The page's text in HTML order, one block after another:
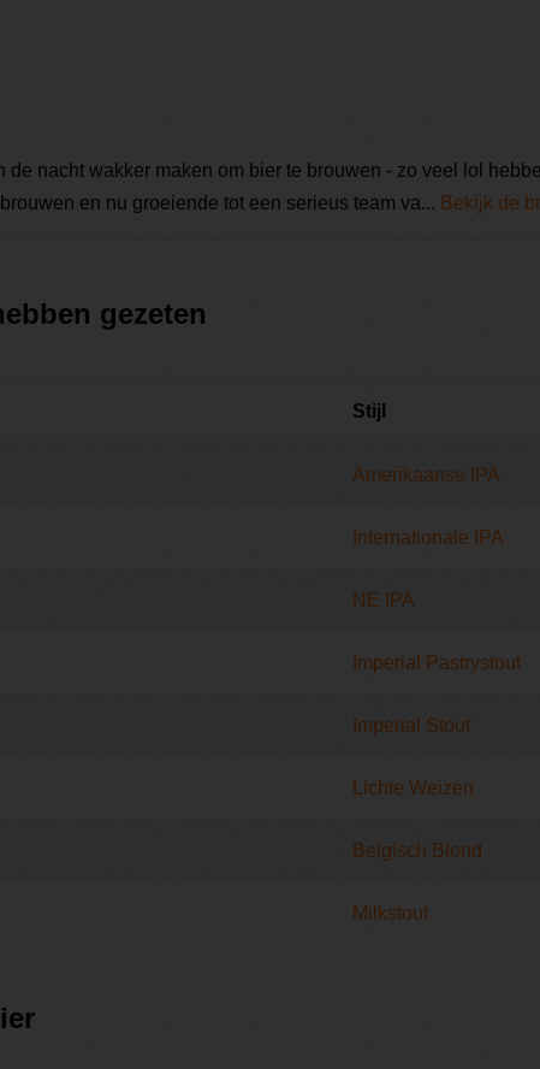
nacht wakker maken om bier te brouwen - zo veel lol
en nu groeiende tot een serieus team va... Bekijk de
gezeten
Stijl
Amerikaanse IPA
Internationale IPA
NE IPA
Imperial Pastrystout
Imperial Stout
Lichte Weizen
Belgisch Blond
Milkstout